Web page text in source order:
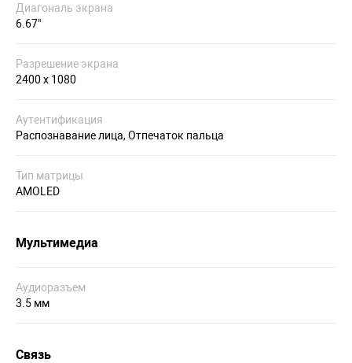
Диагональ экрана
6.67"
Разрешение экрана
2400 х 1080
Аутентификация
Распознавание лица, Отпечаток пальца
Тип матрицы
AMOLED
Мультимедиа
Аудиоразъем
3.5 мм
Связь